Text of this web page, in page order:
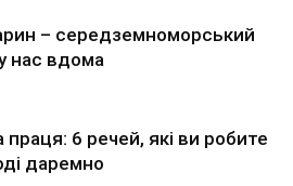
– середземноморський
нас вдома
праця: 6 речей, які ви робите
даремно